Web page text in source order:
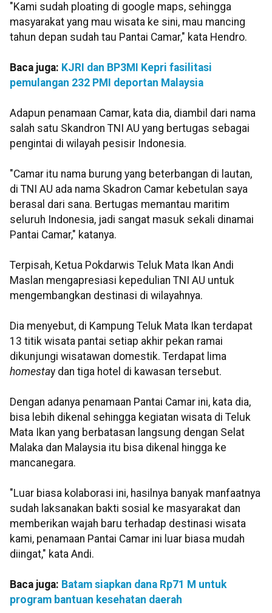
"Kami sudah ploating di google maps, sehingga
masyarakat yang mau wisata ke sini, mau mancing
tahun depan sudah tau Pantai Camar," kata Hendro.
Baca juga: KJRI dan BP3MI Kepri fasilitasi
pemulangan 232 PMI deportan Malaysia
Adapun penamaan Camar, kata dia, diambil dari nama
salah satu Skandron TNI AU yang bertugas sebagai
pengintai di wilayah pesisir Indonesia.
"Camar itu nama burung yang beterbangan di lautan,
di TNI AU ada nama Skadron Camar kebetulan saya
berasal dari sana. Bertugas memantau maritim
seluruh Indonesia, jadi sangat masuk sekali dinamai
Pantai Camar," katanya.
Terpisah, Ketua Pokdarwis Teluk Mata Ikan Andi
Maslan mengapresiasi kepedulian TNI AU untuk
mengembangkan destinasi di wilayahnya.
Dia menyebut, di Kampung Teluk Mata Ikan terdapat
13 titik wisata pantai setiap akhir pekan ramai
dikunjungi wisatawan domestik. Terdapat lima
homestay dan tiga hotel di kawasan tersebut.
Dengan adanya penamaan Pantai Camar ini, kata dia,
bisa lebih dikenal sehingga kegiatan wisata di Teluk
Mata Ikan yang berbatasan langsung dengan Selat
Malaka dan Malaysia itu bisa dikenal hingga ke
mancanegara.
"Luar biasa kolaborasi ini, hasilnya banyak manfaatnya
sudah laksanakan bakti sosial ke masyarakat dan
memberikan wajah baru terhadap destinasi wisata
kami, penamaan Pantai Camar ini luar biasa mudah
diingat," kata Andi.
Baca juga: Batam siapkan dana Rp71 M untuk
program bantuan kesehatan daerah